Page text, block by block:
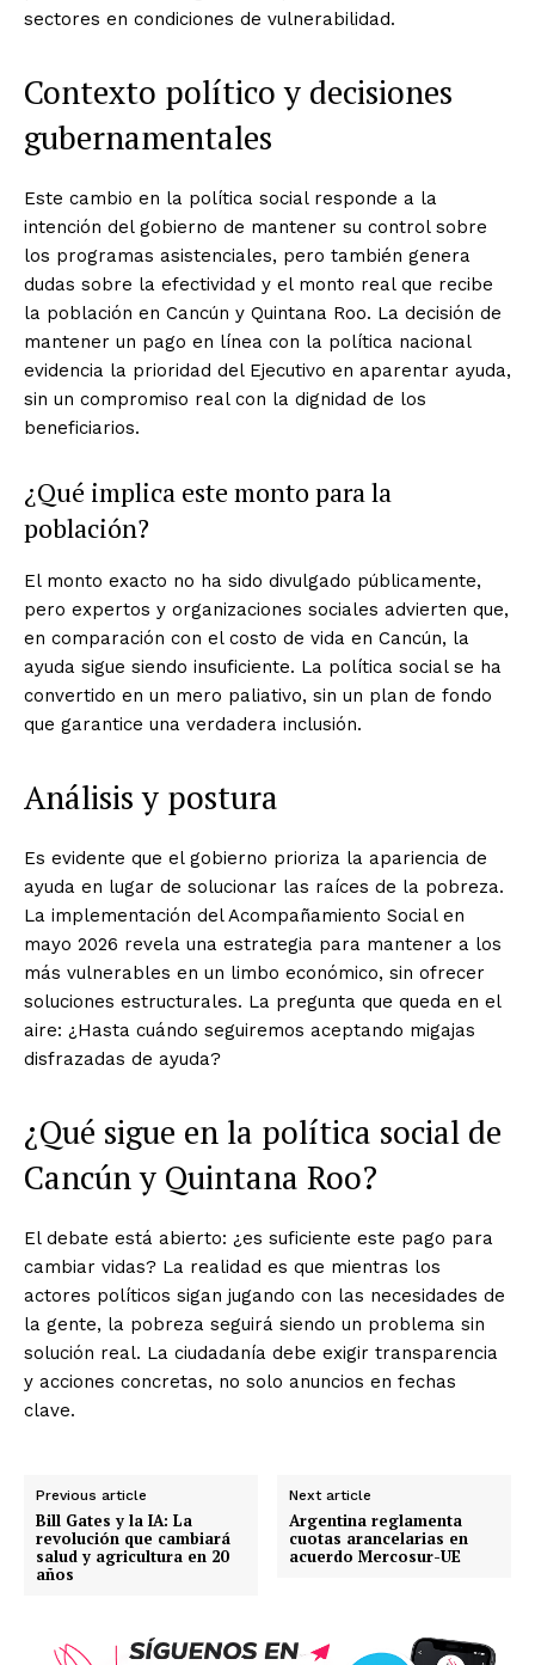
sectores en condiciones de vulnerabilidad.
Contexto político y decisiones
gubernamentales
Este cambio en la política social responde a la
intención del gobierno de mantener su control sobre
los programas asistenciales, pero también genera
dudas sobre la efectividad y el monto real que recibe
la población en Cancún y Quintana Roo. La decisión de
mantener un pago en línea con la política nacional
evidencia la prioridad del Ejecutivo en aparentar ayuda,
sin un compromiso real con la dignidad de los
beneficiarios.
¿Qué implica este monto para la
población?
El monto exacto no ha sido divulgado públicamente,
pero expertos y organizaciones sociales advierten que,
en comparación con el costo de vida en Cancún, la
ayuda sigue siendo insuficiente. La política social se ha
convertido en un mero paliativo, sin un plan de fondo
que garantice una verdadera inclusión.
Análisis y postura
Es evidente que el gobierno prioriza la apariencia de
ayuda en lugar de solucionar las raíces de la pobreza.
La implementación del Acompañamiento Social en
mayo 2026 revela una estrategia para mantener a los
más vulnerables en un limbo económico, sin ofrecer
soluciones estructurales. La pregunta que queda en el
aire: ¿Hasta cuándo seguiremos aceptando migajas
disfrazadas de ayuda?
¿Qué sigue en la política social de
Cancún y Quintana Roo?
El debate está abierto: ¿es suficiente este pago para
cambiar vidas? La realidad es que mientras los
actores políticos sigan jugando con las necesidades de
la gente, la pobreza seguirá siendo un problema sin
solución real. La ciudadanía debe exigir transparencia
y acciones concretas, no solo anuncios en fechas
clave.
Previous article
Bill Gates y la IA: La
revolución que cambiará
salud y agricultura en 20
años
Next article
Argentina reglamenta
cuotas arancelarias en
acuerdo Mercosur-UE